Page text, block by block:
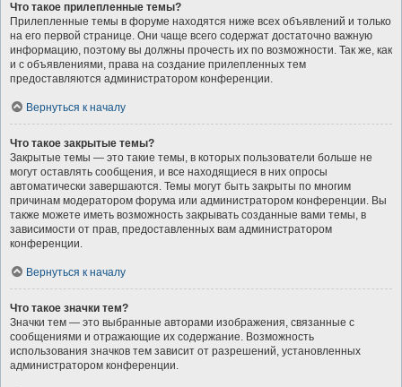
Что такое прилепленные темы?
Прилепленные темы в форуме находятся ниже всех объявлений и только
на его первой странице. Они чаще всего содержат достаточно важную
информацию, поэтому вы должны прочесть их по возможности. Так же, как
и с объявлениями, права на создание прилепленных тем
предоставляются администратором конференции.
Вернуться к началу
Что такое закрытые темы?
Закрытые темы — это такие темы, в которых пользователи больше не
могут оставлять сообщения, и все находящиеся в них опросы
автоматически завершаются. Темы могут быть закрыты по многим
причинам модератором форума или администратором конференции. Вы
также можете иметь возможность закрывать созданные вами темы, в
зависимости от прав, предоставленных вам администратором
конференции.
Вернуться к началу
Что такое значки тем?
Значки тем — это выбранные авторами изображения, связанные с
сообщениями и отражающие их содержание. Возможность
использования значков тем зависит от разрешений, установленных
администратором конференции.